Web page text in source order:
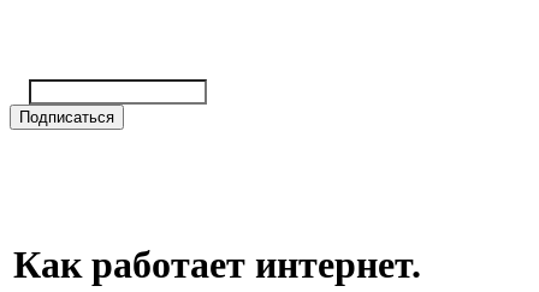
Как работает интернет.